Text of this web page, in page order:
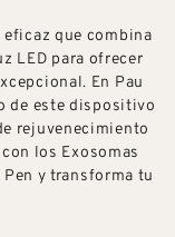
que combina
LED para ofrecer
En Pau
de este dispositivo
rejuvenecimiento
los Exosomas
y transforma tu